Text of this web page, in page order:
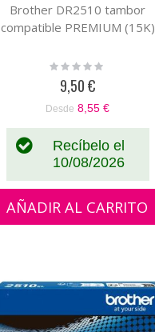
Brother DR2510 tambor
compatible PREMIUM (15K)
Rating:
9,50 €
Desde 8,55 €
Recíbelo el
10/08/2026
AÑADIR AL CARRITO